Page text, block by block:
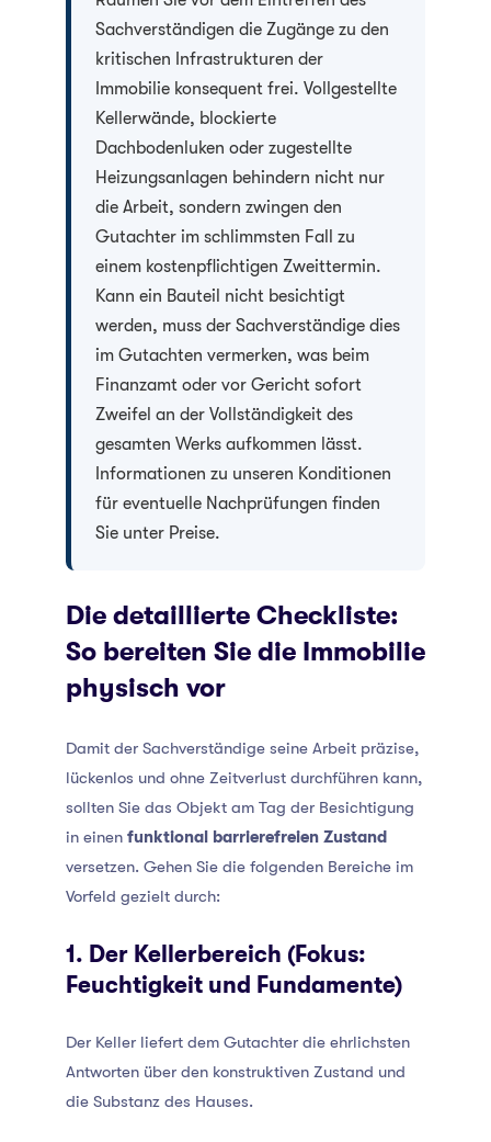
Sachverständigen die Zugänge zu den
kritischen Infrastrukturen der
Immobilie konsequent frei. Vollgestellte
Kellerwände, blockierte
Dachbodenluken oder zugestellte
Heizungsanlagen behindern nicht nur
die Arbeit, sondern zwingen den
Gutachter im schlimmsten Fall zu
einem kostenpflichtigen Zweittermin.
Kann ein Bauteil nicht besichtigt
werden, muss der Sachverständige dies
im Gutachten vermerken, was beim
Finanzamt oder vor Gericht sofort
Zweifel an der Vollständigkeit des
gesamten Werks aufkommen lässt.
Informationen zu unseren Konditionen
für eventuelle Nachprüfungen finden
Sie unter Preise.
Die detaillierte Checkliste:
So bereiten Sie die Immobilie
physisch vor
Damit der Sachverständige seine Arbeit präzise,
lückenlos und ohne Zeitverlust durchführen kann,
sollten Sie das Objekt am Tag der Besichtigung
in einen funktional barrierefreien Zustand
versetzen. Gehen Sie die folgenden Bereiche im
Vorfeld gezielt durch:
1. Der Kellerbereich (Fokus:
Feuchtigkeit und Fundamente)
Der Keller liefert dem Gutachter die ehrlichsten
Antworten über den konstruktiven Zustand und
die Substanz des Hauses.